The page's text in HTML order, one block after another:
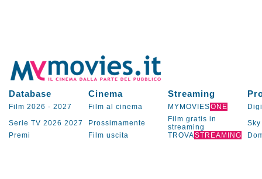
Database Cinema Streaming
Film 2026 - 2027 Film al cinema MYMOVIESONE
Serie TV 2026 2027 Prossimamente
Film gratis in
streaming
Sky
Premi
Film uscita TROVASTREAMING